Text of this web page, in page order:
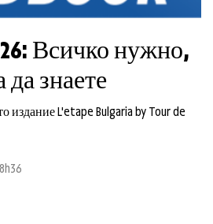
Всичко нужно,
да знаете
издание L'etape Bulgaria by Tour de